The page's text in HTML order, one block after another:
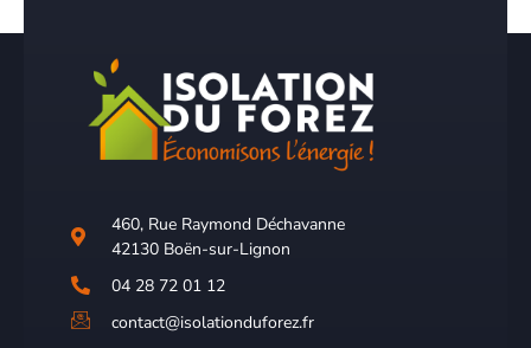
460, Rue Raymond Déchavanne
42130 Boën-sur-Lignon
04 28 72 01 12
contact@isolationduforez.fr